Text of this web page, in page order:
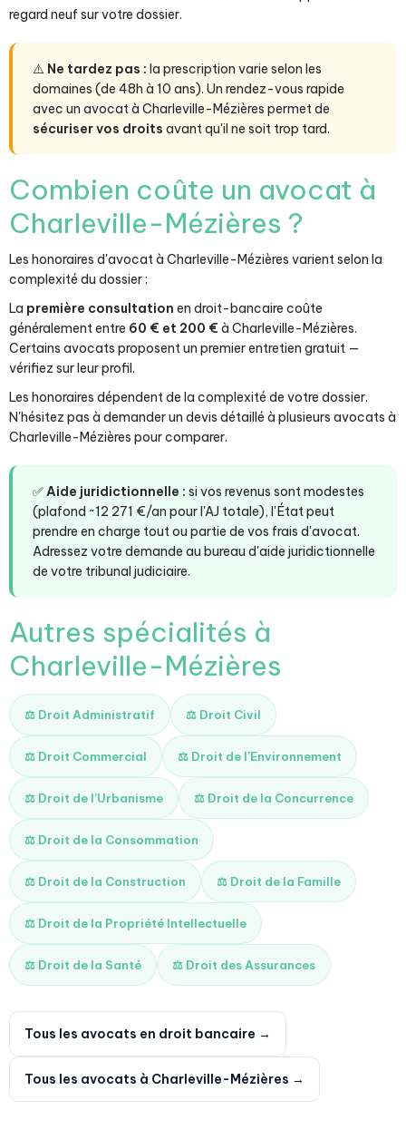
regard neuf sur votre dossier.
⚠️ Ne tardez pas : la prescription varie selon les
domaines (de 48h à 10 ans). Un rendez-vous rapide
avec un avocat à Charleville-Mézières permet de
sécuriser vos droits avant qu'il ne soit trop tard.
Combien coûte un avocat à
Charleville-Mézières ?
Les honoraires d'avocat à Charleville-Mézières varient selon la
complexité du dossier :
La première consultation en droit-bancaire coûte
généralement entre 60 € et 200 € à Charleville-Mézières.
Certains avocats proposent un premier entretien gratuit —
vérifiez sur leur profil.
Les honoraires dépendent de la complexité de votre dossier.
N'hésitez pas à demander un devis détaillé à plusieurs avocats à
Charleville-Mézières pour comparer.
✅Aide juridictionnelle : si vos revenus sont modestes
(plafond ~12 271 €/an pour l'AJ totale), l'État peut
prendre en charge tout ou partie de vos frais d'avocat.
Adressez votre demande au bureau d'aide juridictionnelle
de votre tribunal judiciaire.
Autres spécialités à
Charleville-Mézières
⚖️ Droit Administratif ⚖️ Droit Civil
⚖️ Droit Commercial ⚖️ Droit de l'Environnement
⚖️ Droit de l'Urbanisme ⚖️ Droit de la Concurrence
⚖️ Droit de la Consommation
⚖️ Droit de la Construction ⚖️ Droit de la Famille
⚖️ Droit de la Propriété Intellectuelle
⚖️ Droit de la Santé ⚖️ Droit des Assurances
Tous les avocats en droit bancaire →
Tous les avocats à Charleville-Mézières →